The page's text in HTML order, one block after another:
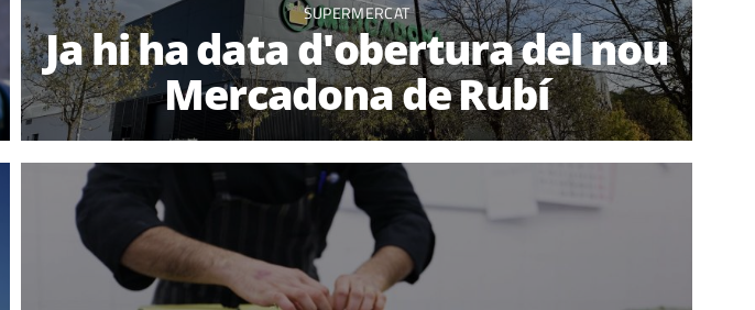
SUPERMERCAT
Ja hi ha data d'obertura del nou
Mercadona de Rubí